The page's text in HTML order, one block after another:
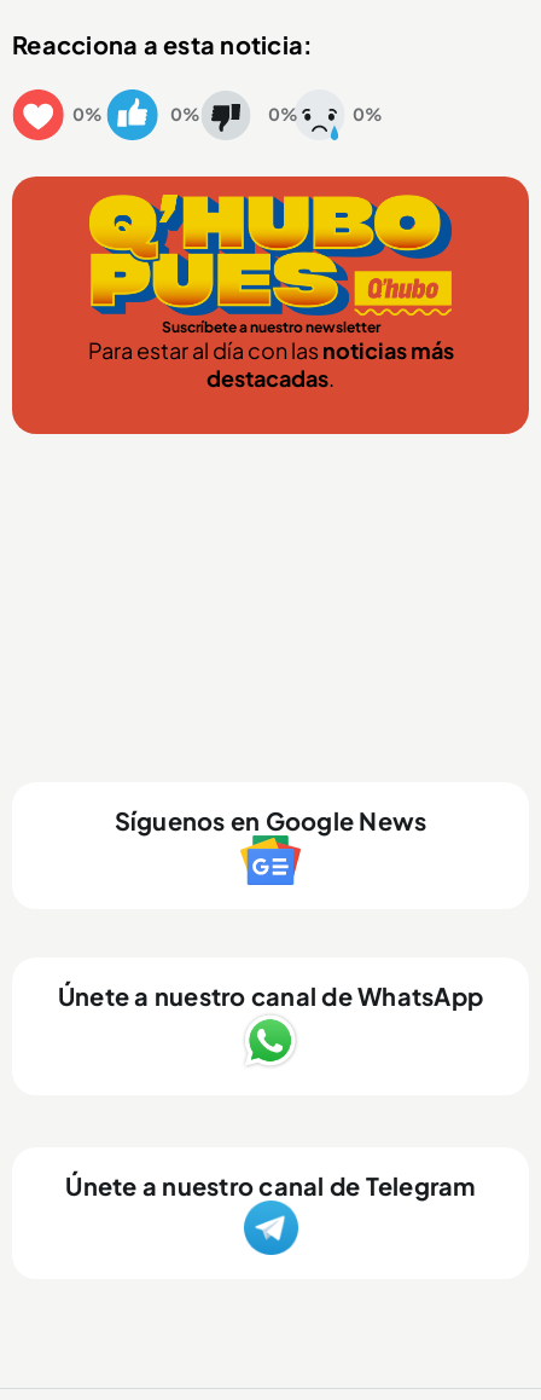
Reacciona a esta noticia:
0% 0% 0% 0%
Suscríbete a nuestro newsletter
Para estar al día con lasnoticias más
destacadas.
Síguenos en Google News
Únete a nuestro canal de WhatsApp
Únete a nuestro canal de Telegram